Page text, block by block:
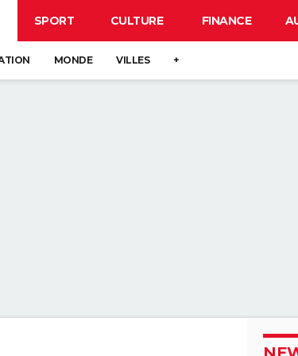
SPORT CULTURE FINANCE
MONDE VILLES +